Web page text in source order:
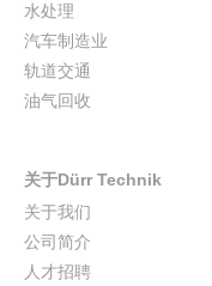
水处理
汽车制造业
轨道交通
油气回收
关于Dürr Technik
关于我们
公司简介
人才招聘